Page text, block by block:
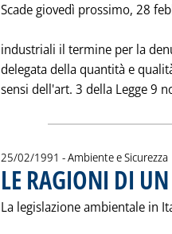
Scade giovedì prossimo, 28
industriali il termine per la
delegata della quantità e
sensi dell'art. 3 della Legge 9
25/02/1991 - Ambiente e Sicurezza
LE RAGIONI DI
La legislazione ambientale in